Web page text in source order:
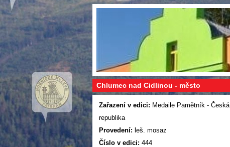
Chlumec nad Cidlinou - město
Zařazení v edici: Medaile Pamětník - Česká
republika
Provedení: leš. mosaz
Číslo v edici: 444